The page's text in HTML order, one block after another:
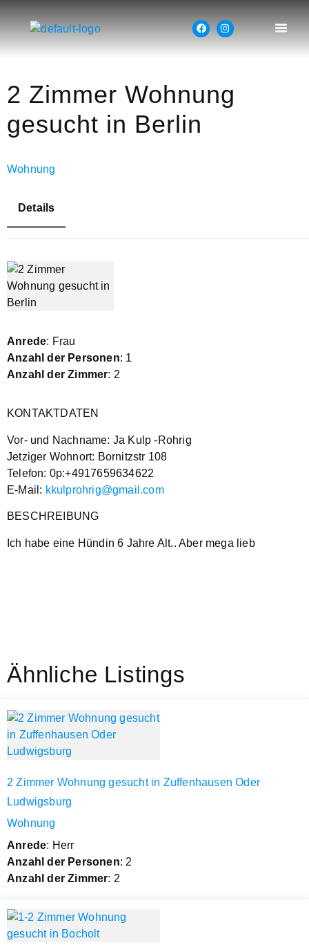
2 Zimmer Wohnung
gesucht in Berlin
Wohnung
Details
Anrede: Frau
Anzahl der Personen: 1
Anzahl der Zimmer: 2
KONTAKTDATEN
Vor- und Nachname: Ja Kulp -Rohrig
Jetziger Wohnort: Bornitzstr 108
Telefon: 0p:+4917659634622
E-Mail: kkulprohrig@gmail.com
BESCHREIBUNG
Ich habe eine Hündin 6 Jahre Alt.. Aber mega lieb
Ähnliche Listings
2 Zimmer Wohnung gesucht in Zuffenhausen Oder
Ludwigsburg
Wohnung
Anrede: Herr
Anzahl der Personen: 2
Anzahl der Zimmer: 2